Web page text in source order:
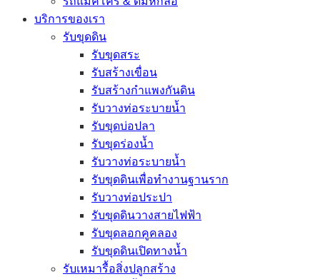
บริการของเรา
รับขุดดิน
รับขุดสระ
รับสร้างเขื่อน
รับสร้างกำแพงกันดิน
รับวางท่อระบายน้ำ
รับขุดบ่อปลา
รับขุดร่องน้ำ
รับวางท่อระบายน้ำ
รับขุดดินเพื่อทำงานฐานราก
รับวางท่อประปา
รับขุดดินวางสายไฟฟ้า
รับขุดลอกคูคลอง
รับขุดดินเปิดทางน้ำ
รับเหมารื้อสิ่งปลูกสร้าง